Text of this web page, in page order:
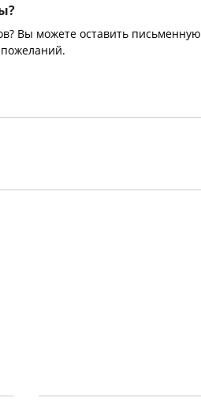
Вы можете оставить